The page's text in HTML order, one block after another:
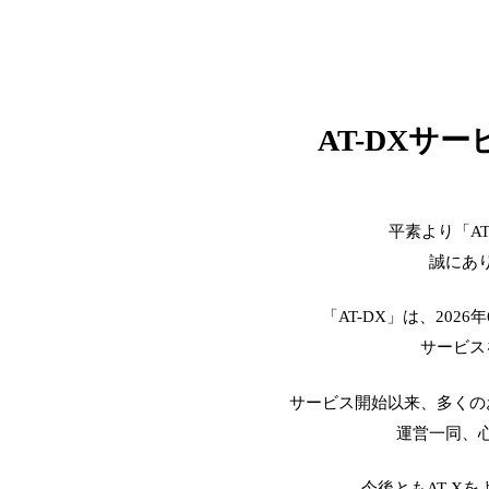
AT-DXサー
平素より「
誠にあ
「AT-DX」は、2026
サービ
サービス開始以来、多く
運営一同、